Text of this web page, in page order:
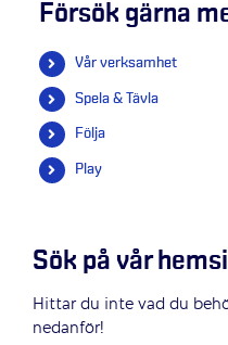
Försök gärna
Vår verksamhet
Spela & Tävla
Följa
Play
Sök på vår
Hittar du inte vad du
nedanför!